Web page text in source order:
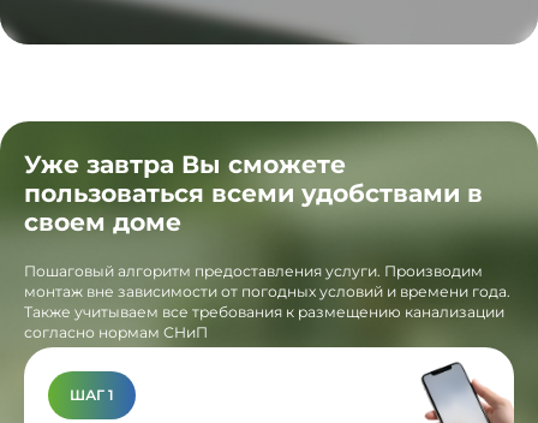
Уже завтра Вы сможете
пользоваться всеми удобствами в
своем доме
Пошаговый алгоритм предоставления услуги. Производим
монтаж вне зависимости от погодных условий и времени года.
Также учитываем все требования к размещению канализации
согласно нормам СНиП
ШАГ 1